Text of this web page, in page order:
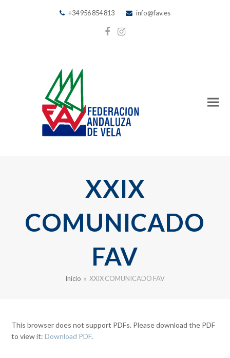
+34 956 854 813 info@fav.es
Facebook
Instagram
XXIX
COMUNICADO
FAV
Inicio » XXIX COMUNICADO FAV
This browser does not support PDFs. Please download the PDF
to view it:Download PDF.